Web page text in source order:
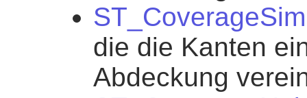
die die Kanten
Abdeckung